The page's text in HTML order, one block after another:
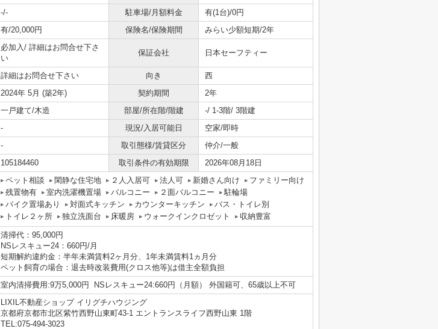
-/- 駐車場/月額料金
有(1台)/0円
有/20,000円 保険名/保険期間 みらい少額短期/2年
必加入/ 詳細はお問合せ下さ
い
保証会社 日本セーフティー
詳細はお問合せ下さい 向き
西
2024年 5月 (築2年) 契約期間
2年
一戸建て/木造 部屋/所在階/階建
-/ 1-3階/ 3階建
- 現況/入居可能日
空家/即時
- 取引態様/賃貸区分
仲介/一般
105184460 取引条件の有効期限 2026年08月18日
ペット相談 閑静な住宅地 ２人入居可 法人可 新婚さん向け
ファミリー向け
残置物有
室内洗濯機置場 バルコニー ２面バルコニー
駐輪場
バイク置場あり
対面式キッチン カウンターキッチン
バス・トイレ別
トイレ２ヶ所
独立洗面台 床暖房 ウォークインクロゼット 収納豊富
清掃代：95,000円
NSレスキュー24：660円/月
短期解約違約金：半年未満賃料2ヶ月分、1年未満賃料1ヵ月分
ペット飼育の場合：退去時改装費用(クロス他等)は借主全額負担
室内清掃費用:9万5,000円 NSレスキュー24:660円（月額） 外国籍可、65歳以上不可
LIXIL不動産ショップ イリグチハウジング
京都府京都市北区紫竹西野山東町43-1 エントランスライフ西野山東 1階
TEL:075-494-3023